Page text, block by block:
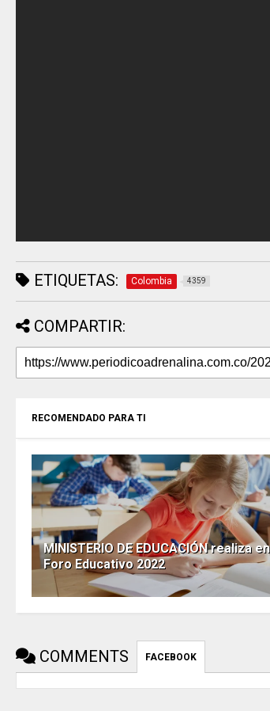
ETIQUETAS: Colombia 4359
COMPARTIR:
RECOMENDADO PARA TI
MINISTERIO DE EDUCACIÓN realiza
Foro Educativo 2022
COMMENTS FACEBOOK